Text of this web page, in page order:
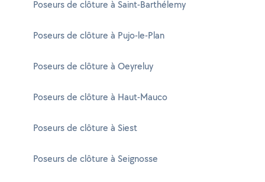
Poseurs de clôture à Saint-Barthélemy
Poseurs de clôture à Pujo-le-Plan
Poseurs de clôture à Oeyreluy
Poseurs de clôture à Haut-Mauco
Poseurs de clôture à Siest
Poseurs de clôture à Seignosse